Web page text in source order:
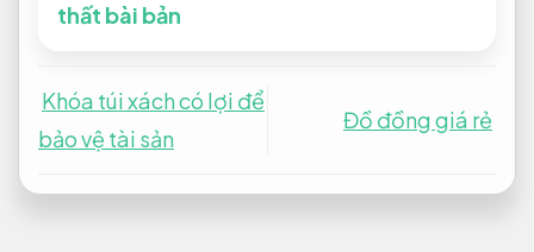
thất bài bản
Khóa túi xách có lợi để
bảo vệ tài sản
Đồ đồng giá rẻ